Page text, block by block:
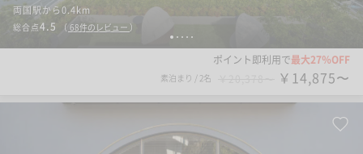
1 2 3 4 5
両国駅から0.4km
総合点4.5 （ 68件のレビュー ）
ポイント即利用で最大27％OFF
素泊まり / 2名 ￥14,875〜